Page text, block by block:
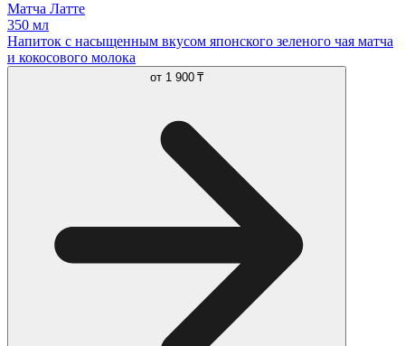
Матча Латте
350 мл
Напиток с насыщенным вкусом японского зеленого чая матча
и кокосового молока
от 1 900 ₸